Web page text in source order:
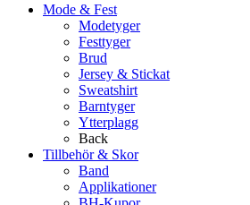
Mode & Fest
Modetyger
Festtyger
Brud
Jersey & Stickat
Sweatshirt
Barntyger
Ytterplagg
Back
Tillbehör & Skor
Band
Applikationer